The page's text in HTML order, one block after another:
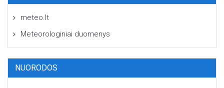
meteo.lt
Meteorologiniai duomenys
NUORODOS